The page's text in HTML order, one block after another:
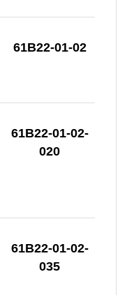
61B22-01-02
61B22-01-02-
020
61B22-01-02-
035